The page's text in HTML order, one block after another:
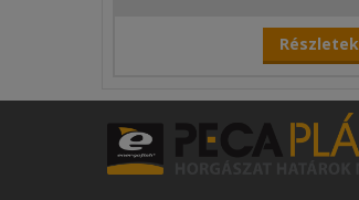
Részletek